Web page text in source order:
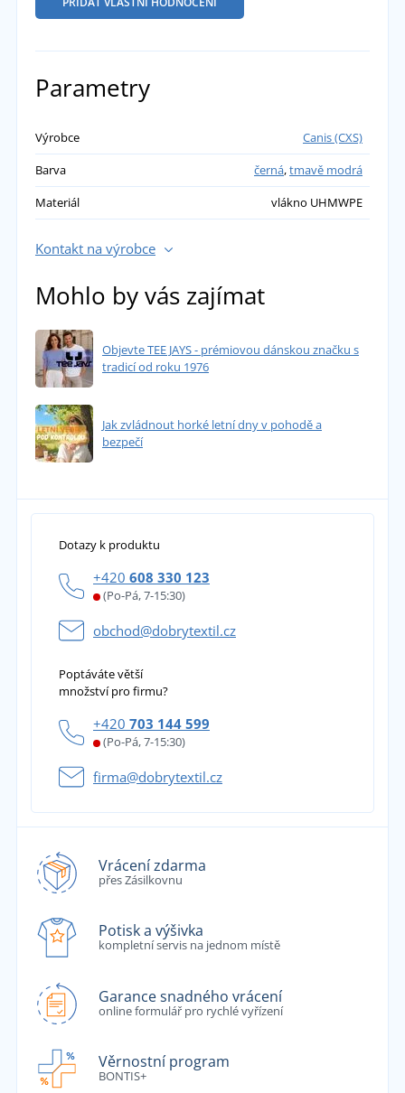
Parametry
Výrobce
Canis (CXS)
Barva
černá,tmavě modrá
Materiál
vlákno UHMWPE
Kontakt na výrobce
Mohlo by vás zajímat
Objevte TEE JAYS - prémiovou dánskou značku s
tradicí od roku 1976
Jak zvládnout horké letní dny v pohodě a
bezpečí
Dotazy k produktu
+420 608 330 123
(Po-Pá, 7-15:30)
obchod@dobrytextil.cz
Poptáváte větší
množství pro firmu?
+420 703 144 599
(Po-Pá, 7-15:30)
firma@dobrytextil.cz
Vrácení zdarma
přes Zásilkovnu
Potisk a výšivka
kompletní servis na jednom místě
Garance snadného vrácení
online formulář pro rychlé vyřízení
Věrnostní program
BONTIS+